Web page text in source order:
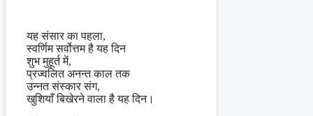
यह संसार का पहला,
स्वर्णिम सर्वोत्तम है यह दिन
शुभ मुहूर्त में,
प्रज्वलित अनन्त काल तक
उन्नत संस्कार संग,
खुशियाँ बिखेरने वाला है यह दिन।